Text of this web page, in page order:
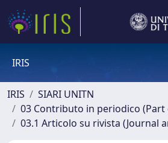
IRIS
IRIS
SIARI UNITN
03 Contributo in periodico
03.1 Articolo su rivista (Journal